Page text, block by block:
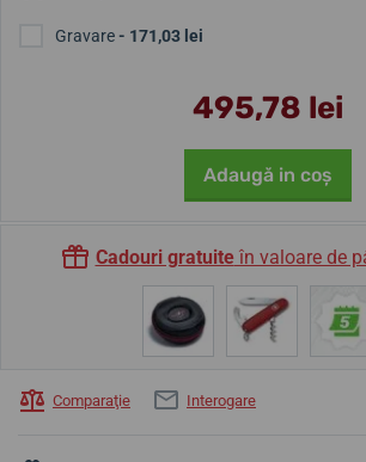
Gravare- 171,03 lei
495,78 lei
Adaugă in coş
Cadouri gratuiteîn valoare de
Comparaţie Interogare